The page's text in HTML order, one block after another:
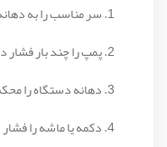
سر مناسب را به
پمپ را چند بار
دهانه دستگاه را
دکمه یا ماشه را